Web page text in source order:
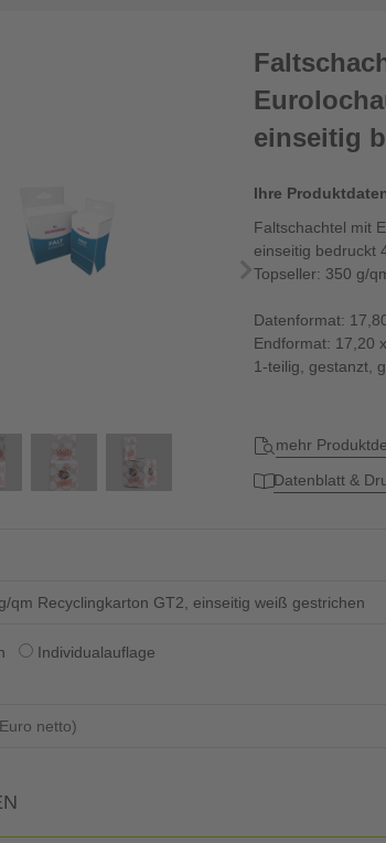
einseitig
Ihre
Faltschachtel mit
einseitig bedruckt
Topseller: 350 g/
Datenformat:
Endformat: 17,20
1-teilig, gestanzt,
mehr
Datenblatt &
qm Recyclingkarton GT2, einseitig weiß gestrichen
Individualauflage